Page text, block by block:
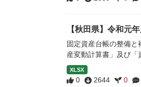
【秋田県】令和元
固定資産台帳の整備
産変動計算書」及び「
XLSX
0 2644 0